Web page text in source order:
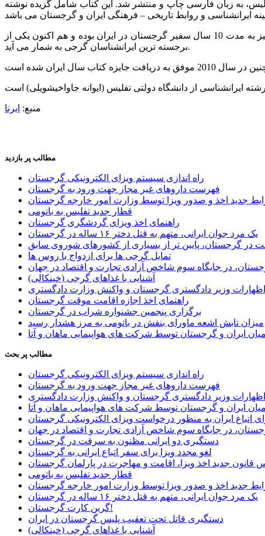
به زبان فارسی چاپ و منتشر شد. این کتاب شامل گزیده نوشته
جمشید گیوناشویلی در حال حاضر ریاست ‘انجمن روابط علمی – فرهنگی و همکاری گرجستان و ایران’ را بر عهده دارد. وی پیش از این نیز به مدت 10 سال سفیر گرجستان در ایران بوده و هم اکنون یکی از
برجسته ترین ایرانشناسان گرجی به شمار می آید.
منبع: ایرنا
مطالب پر بازدید
راه اندازی سیستم ویزای الکترونیکی گرجستان
فهرست داروهای غیر مجاز جهت ورود به گرجستان
جدید اخذ و صدور ویزا توسط وزارت امور خارجه گرجستان
قطار جدید تفلیس به باتومی
راهنمای اخذ ویزای گردشگری گرجستان
یک مرد جوان ایرانی، متهم به قتل دختر ۱۶ ساله در گرجستان
در گرجستان، پایین تر از بسیاری از کشورهای شوروی سابق
تمایل گرجی ها برای ازدواج با روس ها
در جایگاه سوم شاخص آزادی تجارت و اقتصاد در جهان
آشنایی با غذاهای گرجی (خینکالی)
اظهارات وزیر دادگستری گرجستان و واکنش وزارت دادگستری
راهنمای اخذ اجازه اقامت موقت گرجستان
برگزاری پنجمین جشنواره شراب در گرجستان
میزان تابش اشعه ماورای بنفش در باتومی به مرز هشدار رسید
ایران و گرجستان توسط شرکت های هواپیمایی ماهان و آتا
مطالب پر بحث
راه اندازی سیستم ویزای الکترونیکی گرجستان
فهرست داروهای غیر مجاز جهت ورود به گرجستان
اظهارات وزیر دادگستری گرجستان و واکنش وزارت دادگستری
ایران و گرجستان توسط شرکت های هواپیمایی ماهان و آتا
اتباع ایران به منظور درخواست ویزای الکترونیکی گرجستان
در جایگاه سوم شاخص آزادی تجارت و اقتصاد در جهان
دستگیری دو ایرانی مظنون به سرقت در گرجستان
لغو مجدد ویزا برای سفر اتباع ایرانی به گرجستان
جدید اخذ ویزا، اقامت و مهاجرت در پارلمان گرجستان
قطار جدید تفلیس به باتومی
جدید اخذ و صدور ویزا توسط وزارت امور خارجه گرجستان
یک مرد جوان ایرانی، متهم به قتل دختر ۱۶ ساله در گرجستان
گرین کارت گرجستان!
دستگیری قاتل تحت تعقیب پلیس گرجستان در ایران
آشنایی با غذاهای گرجی (خینکالی)